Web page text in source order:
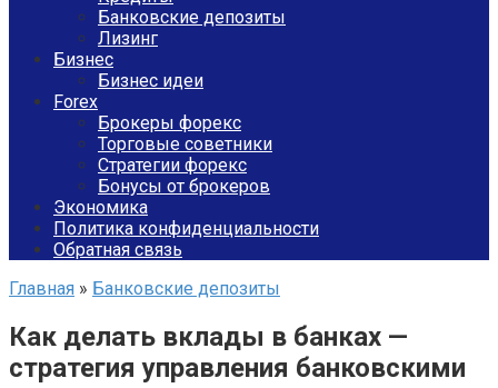
Банковские депозиты
Лизинг
Бизнес
Бизнес идеи
Forex
Брокеры форекс
Торговые советники
Стратегии форекс
Бонусы от брокеров
Экономика
Политика конфиденциальности
Обратная связь
Главная » Банковские депозиты
Как делать вклады в банках —
стратегия управления банковскими